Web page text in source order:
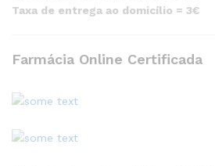
Taxa de entrega ao domicílio = 3€
Farmácia Online Certificada